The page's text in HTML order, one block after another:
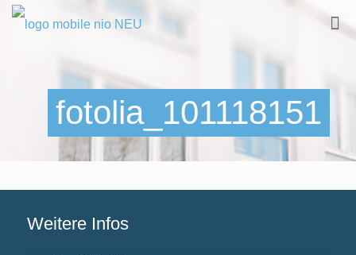
fotolia_101118151
Weitere Infos